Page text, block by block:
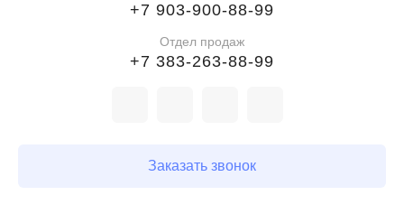
+7 903-900-88-99
Отдел продаж
+7 383-263-88-99
Заказать звонок